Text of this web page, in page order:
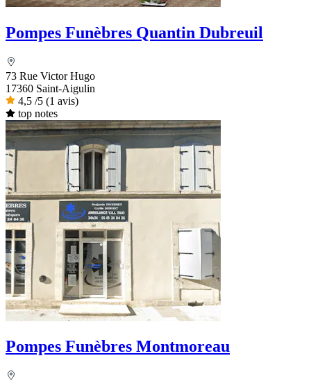
Pompes Funèbres Quantin Dubreuil
73 Rue Victor Hugo
17360 Saint-Aigulin
4,5 /5 (1 avis)
top notes
Pompes Funèbres Montmoreau